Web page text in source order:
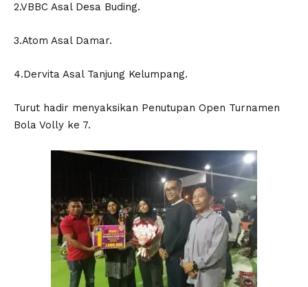
2.VBBC Asal Desa Buding.
3.Atom Asal Damar.
4.Dervita Asal Tanjung Kelumpang.
Turut hadir menyaksikan Penutupan Open Turnamen
Bola Volly ke 7.